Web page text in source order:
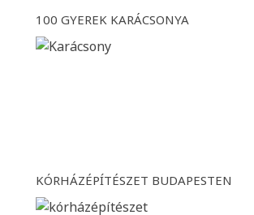
100 GYEREK KARÁCSONYA
KÓRHÁZÉPÍTÉSZET BUDAPESTEN